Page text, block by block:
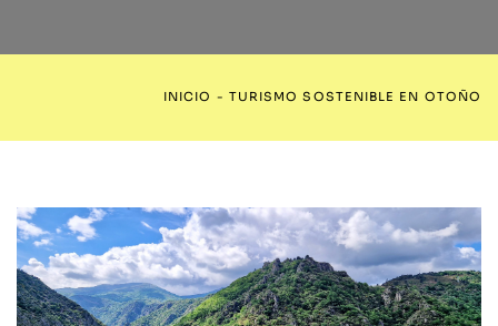
INICIO - TURISMO SOSTENIBLE EN OTOÑO